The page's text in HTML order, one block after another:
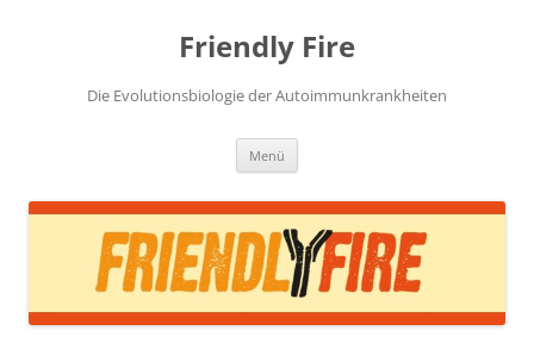
Friendly Fire
Die Evolutionsbiologie der Autoimmunkrankheiten
Menü